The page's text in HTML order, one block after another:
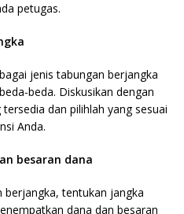
petugas.
jenis tabungan berjangka
beda. Diskusikan dengan
dan pilihlah yang sesuai
Anda.
besaran dana
berjangka, tentukan jangka
dana dan besaran